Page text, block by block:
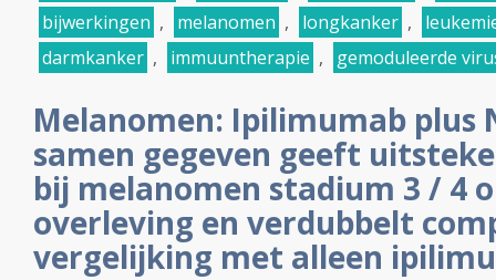
bijwerkingen , melanomen , longkanker ,
darmkanker , immuuntherapie , gemoduleerde
Melanomen: Ipilimumab plus
samen gegeven geeft
bij melanomen stadium 3 / 4
overleving en verdubbelt
vergelijking met alleen